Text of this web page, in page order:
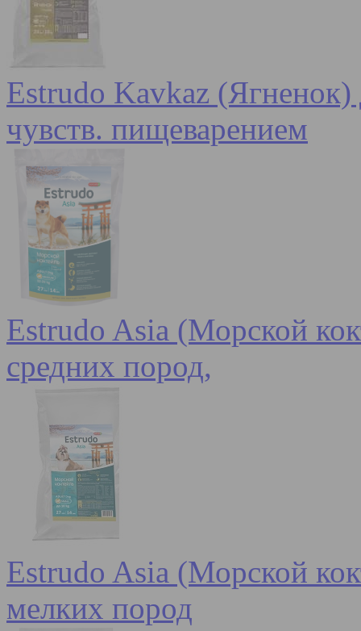
Estrudo Kavkaz (Ягненок)
чувств. пищеварением
Estrudo Asia (Морской
средних пород,
Estrudo Asia (Морской
мелких пород